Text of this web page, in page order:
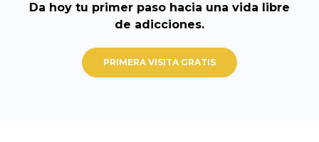
Da hoy tu primer paso hacia una vida libre
de adicciones.
PRIMERA VISITA GRATIS